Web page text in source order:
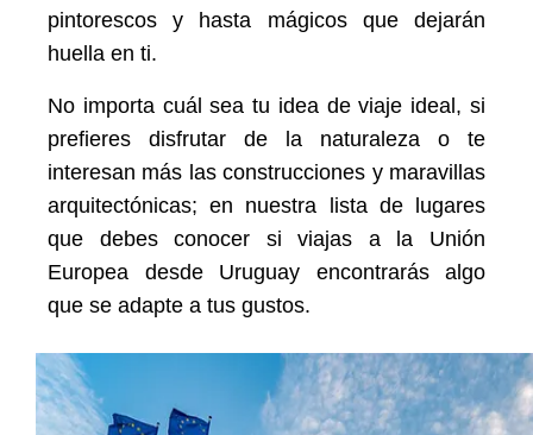
pintorescos y hasta mágicos que dejarán
huella en ti.
No importa cuál sea tu idea de viaje ideal, si
prefieres disfrutar de la naturaleza o te
interesan más las construcciones y maravillas
arquitectónicas; en nuestra lista de lugares
que debes conocer si viajas a la Unión
Europea desde Uruguay encontrarás algo
que se adapte a tus gustos.